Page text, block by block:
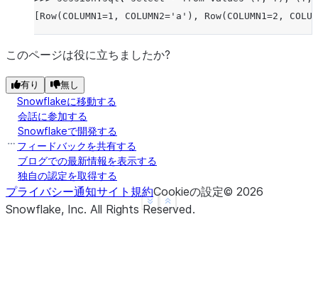
[Row(COLUMN1=1, COLUMN2='a'), Row(COLUMN1=2,
Show less
See more
このページは役に立ちましたか?
有り 無し
Snowflakeに移動する
会話に参加する
Snowflakeで開発する
フィードバックを共有する
ブログでの最新情報を表示する
独自の認定を取得する
プライバシー通知サイト規約Cookieの設定© 2026
Snowflake, Inc. All Rights Reserved.